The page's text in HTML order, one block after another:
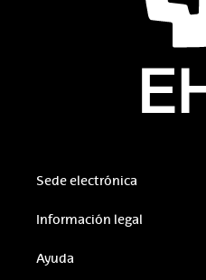
Sede electrónica
Información legal
Ayuda